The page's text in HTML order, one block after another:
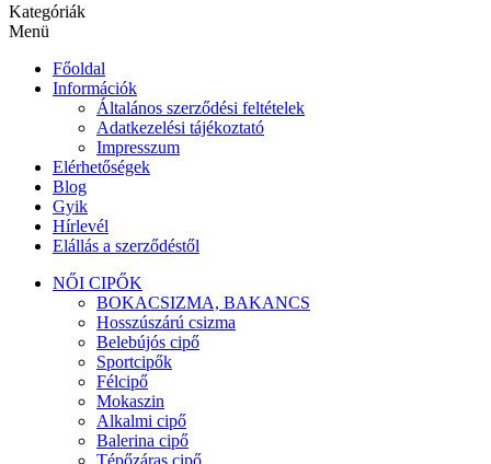
Kategóriák
Menü
Főoldal
Információk
Általános szerződési feltételek
Adatkezelési tájékoztató
Impresszum
Elérhetőségek
Blog
Gyik
Hírlevél
Elállás a szerződéstől
NŐI CIPŐK
BOKACSIZMA, BAKANCS
Hosszúszárú csizma
Belebújós cipő
Sportcipők
Félcipő
Mokaszin
Alkalmi cipő
Balerina cipő
Tépőzáras cipő